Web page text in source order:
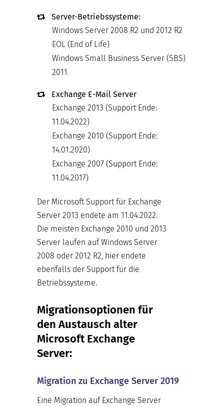
Server-Betriebssysteme:
Windows Server 2008 R2 und 2012 R2
EOL (End of Life)
Windows Small Business Server (SBS)
2011
Exchange E-Mail Server
Exchange 2013 (Support Ende:
11.04.2022)
Exchange 2010 (Support Ende:
14.01.2020)
Exchange 2007 (Support Ende:
11.04.2017)
Der Microsoft Support für Exchange
Server 2013 endete am 11.04.2022.
Die meisten Exchange 2010 und 2013
Server laufen auf Windows Server
2008 oder 2012 R2, hier endete
ebenfalls der Support für die
Betriebssysteme.
Migrationsoptionen für
den Austausch alter
Microsoft Exchange
Server:
Migration zu Exchange Server 2019
Eine Migration auf Exchange Server